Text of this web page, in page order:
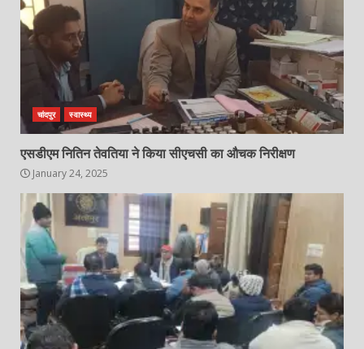
चांदपुर स्वास्थ्य
एसडीएम नितिन तेवतिया ने किया सीएचसी का औचक निरीक्षण
January 24, 2025